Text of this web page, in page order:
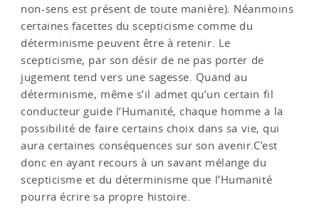
non-sens est présent de toute manière). Néanmoins
certaines facettes du scepticisme comme du
déterminisme peuvent être à retenir. Le
scepticisme, par son désir de ne pas porter de
jugement tend vers une sagesse. Quand au
déterminisme, même s’il admet qu’un certain fil
conducteur guide l’Humanité, chaque homme a la
possibilité de faire certains choix dans sa vie, qui
aura certaines conséquences sur son avenir.C’est
donc en ayant recours à un savant mélange du
scepticisme et du déterminisme que l’Humanité
pourra écrire sa propre histoire.